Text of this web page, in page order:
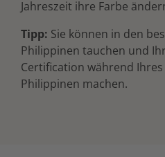
Jahreszeit ihre Farbe
Tipp: Sie können in den
Philippinen tauchen und
Certification während
Philippinen machen.